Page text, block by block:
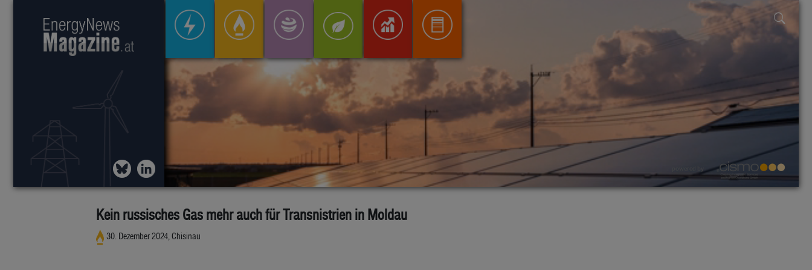
Kein russisches Gas mehr auch für Transnistrien in Moldau
30. Dezember 2024, Chisinau